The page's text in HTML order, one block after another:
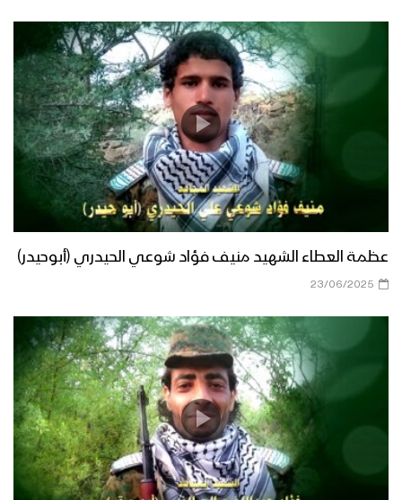
عظمة العطاء الشهيد منيف فؤاد شوعي الحيدري (أبوحيدر)
23/06/2025